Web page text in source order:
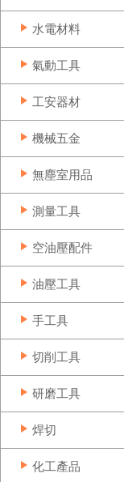
水電材料
氣動工具
工安器材
機械五金
無塵室用品
測量工具
空油壓配件
油壓工具
手工具
切削工具
研磨工具
焊切
化工產品